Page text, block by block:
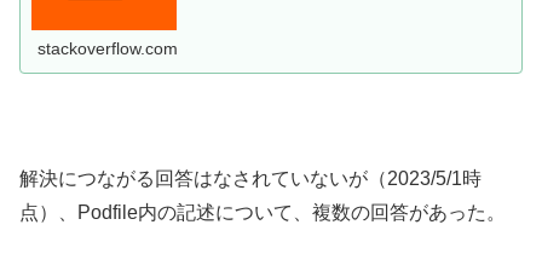
stackoverflow.com
解決につながる回答はなされていないが（2023/5/1時
点）、Podfile内の記述について、複数の回答があった。